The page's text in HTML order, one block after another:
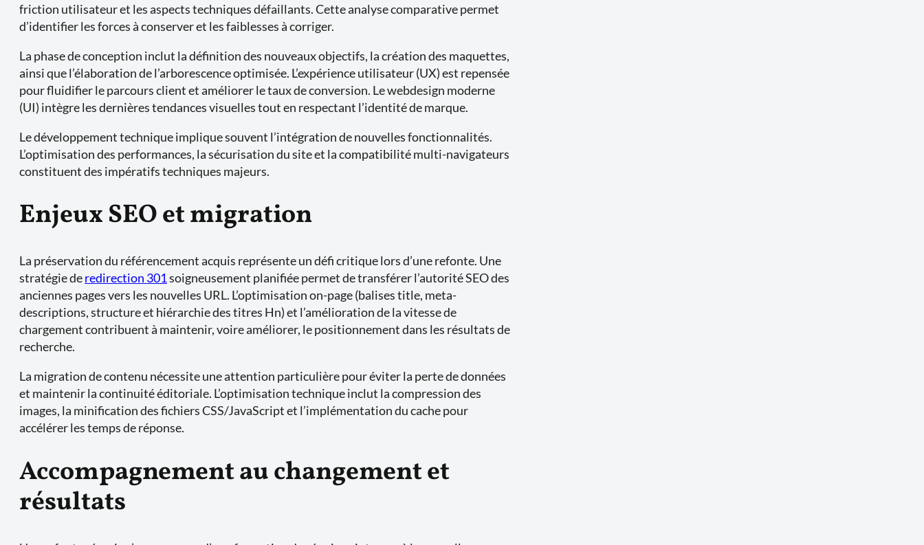
friction utilisateur et les aspects techniques défaillants. Cette analyse comparative permet
d’identifier les forces à conserver et les faiblesses à corriger.
La phase de conception inclut la définition des nouveaux objectifs, la création des maquettes,
ainsi que l’élaboration de l’arborescence optimisée. L’expérience utilisateur (UX) est repensée
pour fluidifier le parcours client et améliorer le taux de conversion. Le webdesign moderne
(UI) intègre les dernières tendances visuelles tout en respectant l’identité de marque.
Le développement technique implique souvent l’intégration de nouvelles fonctionnalités.
L’optimisation des performances, la sécurisation du site et la compatibilité multi-navigateurs
constituent des impératifs techniques majeurs.
Enjeux SEO et migration
La préservation du référencement acquis représente un défi critique lors d’une refonte. Une
stratégie deredirection 301soigneusement planifiée permet de transférer l’autorité SEO des
anciennes pages vers les nouvelles URL. L’optimisation on-page (balises title, meta-
descriptions, structure et hiérarchie des titres Hn) et l’amélioration de la vitesse de
chargement contribuent à maintenir, voire améliorer, le positionnement dans les résultats de
recherche.
La migration de contenu nécessite une attention particulière pour éviter la perte de données
et maintenir la continuité éditoriale. L’optimisation technique inclut la compression des
images, la minification des fichiers CSS/JavaScript et l’implémentation du cache pour
accélérer les temps de réponse.
Accompagnement au changement et
résultats